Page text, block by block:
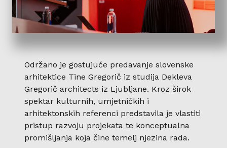
Održano je gostujuće predavanje slovenske
arhitektice Tine Gregorič iz studija Dekleva
Gregorič architects iz Ljubljane. Kroz širok
spektar kulturnih, umjetničkih i
arhitektonskih referenci predstavila je vlastiti
pristup razvoju projekata te konceptualna
promišljanja koja čine temelj njezina rada.